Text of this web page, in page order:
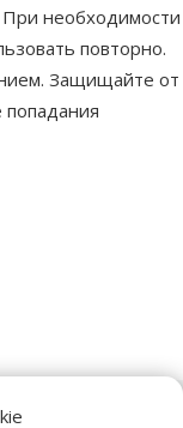
При необходимости
повторно.
Защищайте от